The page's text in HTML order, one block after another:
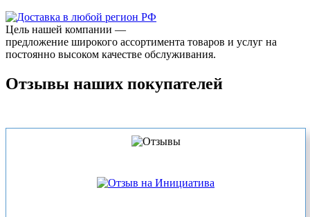
Цель нашей компании —
предложение широкого ассортимента товаров и услуг на
постоянно высоком качестве обслуживания.
Отзывы наших покупателей